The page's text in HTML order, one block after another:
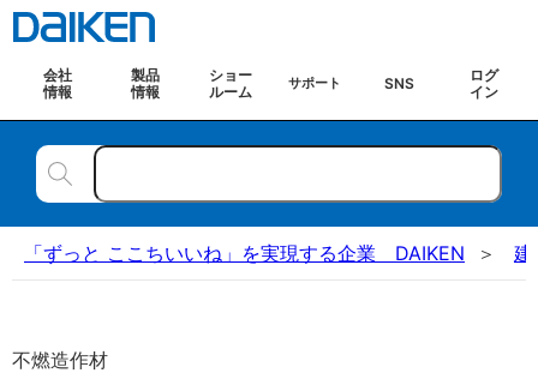
会社
情報
製品
情報
ショー
ルーム
サポート SNS
ログ
イン
「ずっと ここちいいね」を実現する企業 DAIKEN 建
不燃造作材